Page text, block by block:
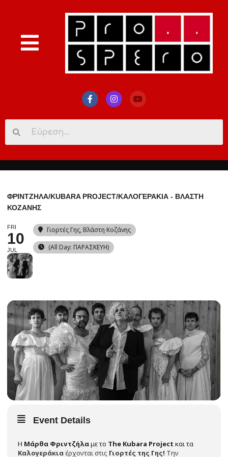
for:
ΦΡΙΝΤΖΗΛΑ/KUBARA PROJECT/ΚΑΛΟΓΕΡΑΚΙΑ - ΒΛΑΣΤΗ
ΚΟΖΑΝΗΣ
FRI
10
JUL
Γιορτές Γης, Βλάστη Κοζάνης
(All Day: ΠΑΡΑΣΚΕΥΗ)
Event Details
Η Μάρθα Φριντζήλαμε το The Kubara Project και τα
Καλογεράκιαέρχονται στις Γιορτές της Γης! Την